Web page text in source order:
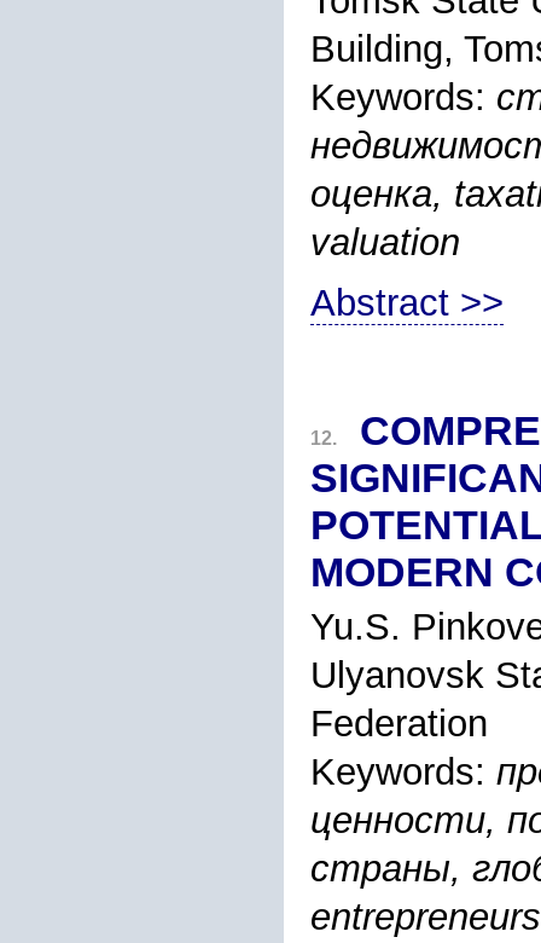
Building,
Keywords:
оценка,
valuation
Abstract >>
12.
MODERN
Yu.S.
Ulyanovsk
Federation
Keywords:
ценности,
страны,